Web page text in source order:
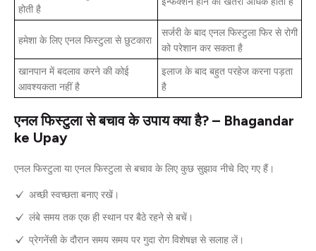
होती है
हमेशा के लिए एनल फिस्टुला से छुटकारा
सर्जरी के बाद एनल फिस्टुला फिर से रोगी
को परेशान कर सकता है
खानपान में बदलाव करने की कोई
आवश्यकता नहीं है
इलाज के बाद बहुत परहेज करना पड़ता
है
एनल फिस्टुला से बचाव के उपाय क्या है? – Bhagandar
ke Upay
एनल फिस्टुला या एनल फिस्टुला से बचाव के लिए कुछ सुझाव नीचे दिए गए हैं।
अच्छी स्वच्छता बनाए रखें।
लंबे समय तक एक ही स्थान पर बैठे रहने से बचें।
प्रेगनेंसी के दौरान समय समय पर गुदा रोग विशेषज्ञ से सलाह लें।